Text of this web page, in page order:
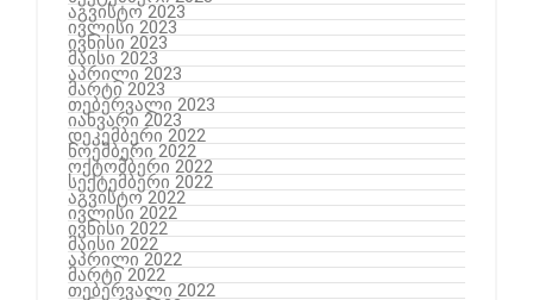
აგვისტო 2023
ივლისი 2023
ივნისი 2023
მაისი 2023
აპრილი 2023
მარტი 2023
თებერვალი 2023
იანვარი 2023
დეკემბერი 2022
ნოემბერი 2022
ოქტომბერი 2022
სექტემბერი 2022
აგვისტო 2022
ივლისი 2022
ივნისი 2022
მაისი 2022
აპრილი 2022
მარტი 2022
თებერვალი 2022